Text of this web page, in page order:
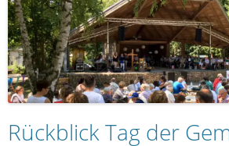
Rückblick Tag der